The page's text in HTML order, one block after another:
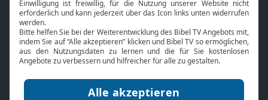
Bibel TV
Über uns
Jobs
Mediadaten
Service
Kontakt
TV-Empfang